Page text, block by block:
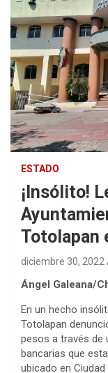
ESTADO
¡Insólito!
Totolapan
diciembre 30, 2022
Ángel Galeana/
En un hecho
Totolapan
pesos a través de
bancarias que
ubicado en